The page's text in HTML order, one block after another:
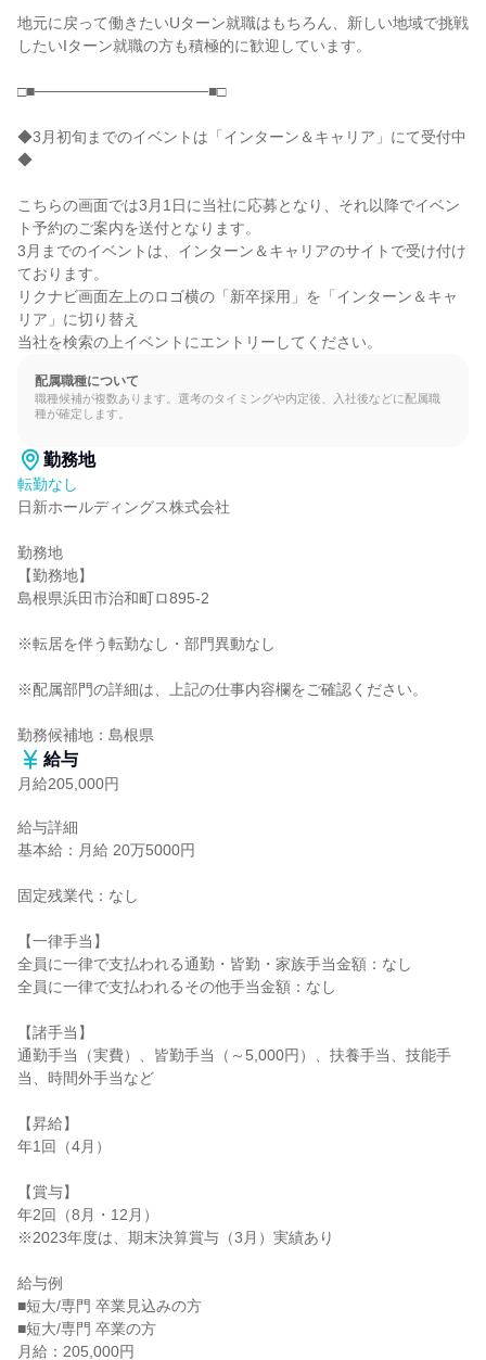
地元に戻って働きたいUターン就職はもちろん、新しい地域で挑戦
したいIターン就職の方も積極的に歓迎しています。
□■────────────────■□
◆3月初旬までのイベントは「インターン＆キャリア」にて受付中
◆
こちらの画面では3月1日に当社に応募となり、それ以降でイベン
ト予約のご案内を送付となります。
3月までのイベントは、インターン＆キャリアのサイトで受け付け
ております。
リクナビ画面左上のロゴ横の「新卒採用」を「インターン＆キャ
リア」に切り替え
当社を検索の上イベントにエントリーしてください。
配属職種について
職種候補が複数あります。選考のタイミングや内定後、入社後などに配属職
種が確定します。
勤務地
転勤なし
日新ホールディングス株式会社
勤務地
【勤務地】
島根県浜田市治和町ロ895-2
※転居を伴う転勤なし・部門異動なし
※配属部門の詳細は、上記の仕事内容欄をご確認ください。
勤務候補地：島根県
給与
月給205,000円
給与詳細
基本給：月給 20万5000円
固定残業代：なし
【一律手当】
全員に一律で支払われる通勤・皆勤・家族手当金額：なし
全員に一律で支払われるその他手当金額：なし
【諸手当】
通勤手当（実費）、皆勤手当（～5,000円）、扶養手当、技能手
当、時間外手当など
【昇給】
年1回（4月）
【賞与】
年2回（8月・12月）
※2023年度は、期末決算賞与（3月）実績あり
給与例
■短大/専門 卒業見込みの方
■短大/専門 卒業の方
月給：205,000円